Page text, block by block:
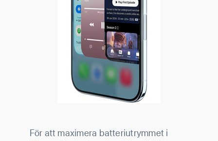
För att maximera batteriutrymmet i